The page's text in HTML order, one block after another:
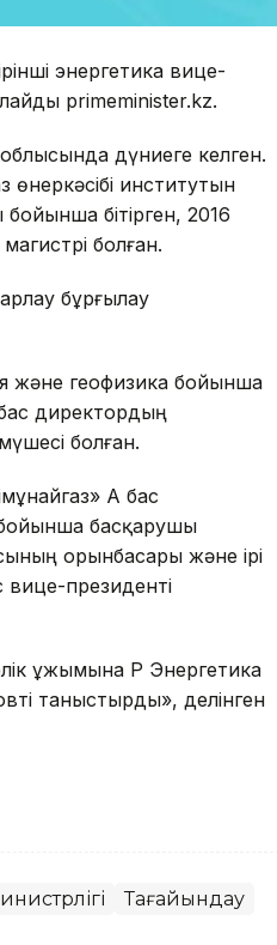
энергетика вице-
primeminister.kz.
дүниеге келген.
институтын
бітірген, 2016
болған.
бұрғылау
және геофизика бойынша
директордың
болған.
АҚ бас
бойынша басқарушы
орынбасары және ірі
президенті
ұжымына ҚР Энергетика
таныстырды», делінген
Тағайындау